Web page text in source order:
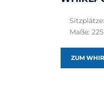
Maße:
ZUM